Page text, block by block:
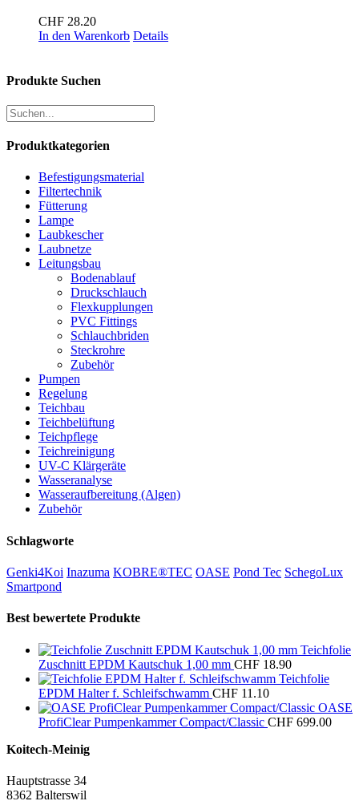
CHF 28.20
In den Warenkorb Details
Produkte Suchen
Produktkategorien
Befestigungsmaterial
Filtertechnik
Fütterung
Lampe
Laubkescher
Laubnetze
Leitungsbau
Bodenablauf
Druckschlauch
Flexkupplungen
PVC Fittings
Schlauchbriden
Steckrohre
Zubehör
Pumpen
Regelung
Teichbau
Teichbelüftung
Teichpflege
Teichreinigung
UV-C Klärgeräte
Wasseranalyse
Wasseraufbereitung (Algen)
Zubehör
Schlagworte
Genki4Koi Inazuma KOBRE®TEC OASE Pond Tec SchegoLux
Smartpond
Best bewertete Produkte
Teichfolie
Zuschnitt EPDM Kautschuk 1,00 mm CHF 18.90
Teichfolie
EPDM Halter f. Schleifschwamm CHF 11.10
OASE
ProfiClear Pumpenkammer Compact/Classic CHF 699.00
Koitech-Meinig
Hauptstrasse 34
8362 Balterswil